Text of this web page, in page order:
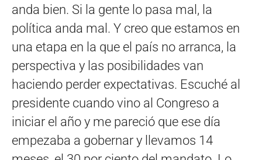
anda bien. Si la gente lo pasa mal, la
política anda mal. Y creo que estamos en
una etapa en la que el país no arranca, la
perspectiva y las posibilidades van
haciendo perder expectativas. Escuché al
presidente cuando vino al Congreso a
iniciar el año y me pareció que ese día
empezaba a gobernar y llevamos 14